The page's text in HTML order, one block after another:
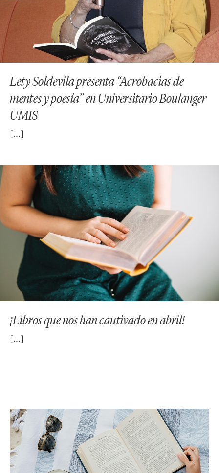
Lety Soldevila presenta “Acrobacias de
mentes y poesía” en Universitario Boulanger
UMIS
¡Libros que nos han cautivado en abril!